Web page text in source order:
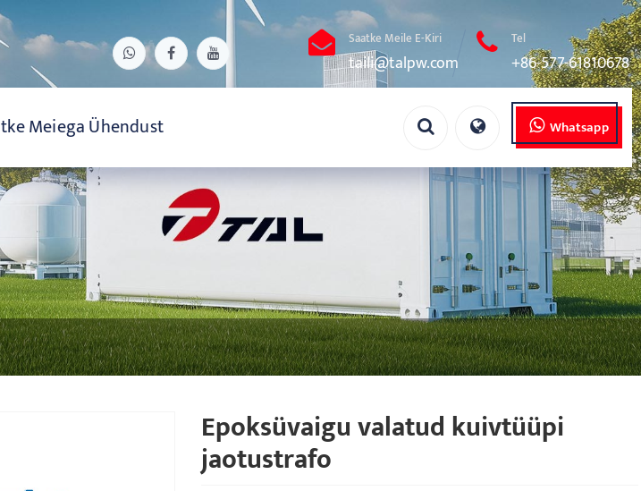
Saatke Meile E-Kiri
taili@talpw.com
Tel
+86-577-61810678
Meiega Ühendust Whatsapp
Epoksüvaigu valatud kuivtüüpi
jaotustrafo